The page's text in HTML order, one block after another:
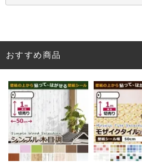
おすすめ商品